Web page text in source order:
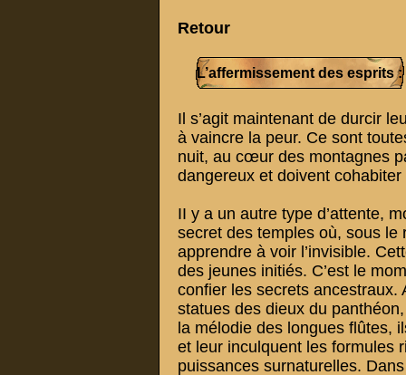
Retour
L’affermissement des esprits :
Il s’agit maintenant de durcir
à vaincre la peur. Ce sont
nuit, au cœur des montagnes
dangereux et doivent cohabiter
II y a un autre type d’attente,
secret des temples où, sous le
apprendre à voir l’invisible.
des jeunes initiés. C’est le
confier les secrets ancestraux.
statues des dieux du
la mélodie des longues flûtes,
et leur inculquent les formules
puissances surnaturelles.